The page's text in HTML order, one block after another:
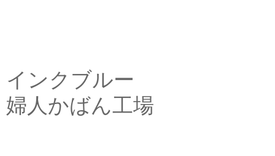
インクブルー
婦人かばん工場